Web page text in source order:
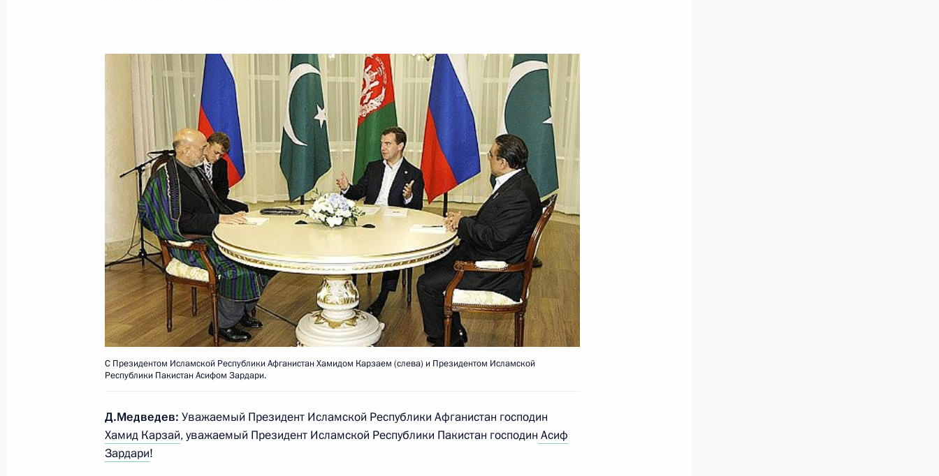
закона «О внесении изменений в Федеральный закон
«О некоммерческих организациях»
17 июня 2009 года, 16:50
Российско-китайские переговоры
17 июня 2009 года, 15:00 Москва, Кремль
Приветствие участникам и гостям юбилейных мероприятий
по случаю 50-летия научного сотрудничества между Российской
академией наук и Национальной академией наук США
17 июня 2009 года, 12:30
23–24 июня 2009 года Дмитрий Медведев посетит Арабскую
17 июня 2009 года, 12:10
С Президентом Исламской Республики Афганистан Хамидом Карзаем (слева) и Президентом Исламской
Республики Пакистан Асифом Зардари.
Д.Медведев: Уважаемый Президент Исламской Республики Афганистан господин
Хамид Карзай, уважаемый Президент Исламской Республики Пакистан господин Асиф
Зардари!